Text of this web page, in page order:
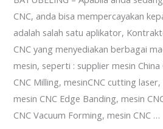
CNC, anda bisa mempercayakan
adalah salah satu aplikator,
CNC yang menyediakan berbagai
mesin, seperti : supplier mesin China
CNC Milling, mesinCNC cutting
mesin CNC Edge Banding, mesin
CNC Vacuum Forming, mesin CNC …